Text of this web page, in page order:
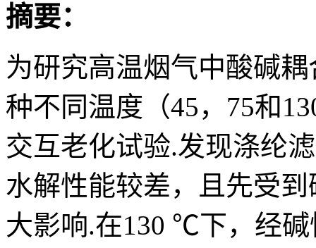
摘要：
为研究高温烟气中酸碱
种不同温度（45，75和
交互老化试验.发现涤纶
水解性能较差，且先受
大影响.在130 ℃下，经